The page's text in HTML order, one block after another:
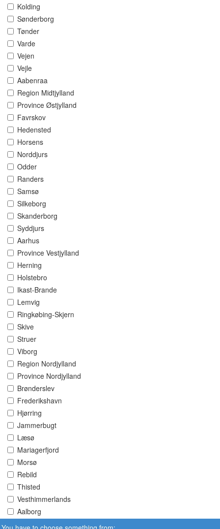
Kolding
Sønderborg
Tønder
Varde
Vejen
Vejle
Aabenraa
Region Midtjylland
Province Østjylland
Favrskov
Hedensted
Horsens
Norddjurs
Odder
Randers
Samsø
Silkeborg
Skanderborg
Syddjurs
Aarhus
Province Vestjylland
Herning
Holstebro
Ikast-Brande
Lemvig
Ringkøbing-Skjern
Skive
Struer
Viborg
Region Nordjylland
Province Nordjylland
Brønderslev
Frederikshavn
Hjørring
Jammerbugt
Læsø
Mariagerfjord
Morsø
Rebild
Thisted
Vesthimmerlands
Aalborg